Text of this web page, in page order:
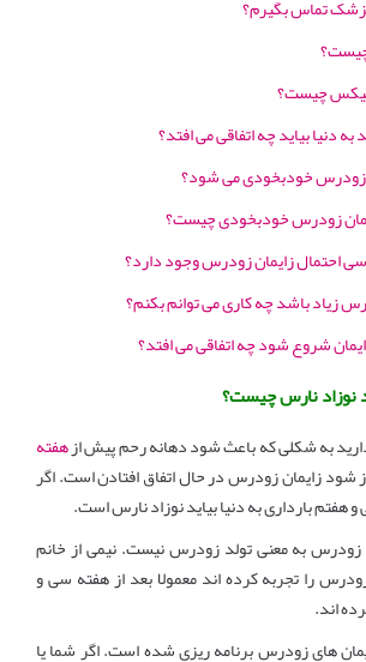
تماس بگیرم؟
هیکس چیست؟
دنیا بیاید چه اتفاقی می افتد؟
زودرس خودبخودی می شود؟
زودرس خودبخودی چیست؟
احتمال زایمان زودرس وجود دارد؟
زیاد باشد چه کاری می توانم بکنم؟
شروع شود چه اتفاقی می افتد؟
نوزاد نارس چیست؟
به شکلی که باعث شود دهانه رحم پیش ازهفته
شود زایمان زودرس در حال اتفاق افتادن است. اگر
هفتم بارداری به دنیا بیاید نوزاد نارس است.
به معنی تولد زودرس نیست. نیمی از خانم
را تجربه کرده اند معمولا بعد از هفته سی و
اند.
های زودرس برنامه ریزی شده است. اگر شما یا